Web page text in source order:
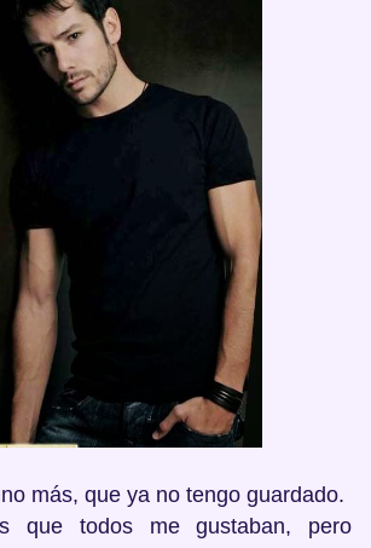
más, que ya no tengo guardado.
que todos me gustaban, pero